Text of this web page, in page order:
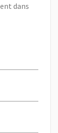
dans